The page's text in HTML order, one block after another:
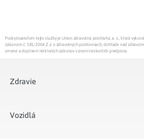
Poskytovateľom tejto služby je Union zdravotná poisťovňa, a. s., ktorá
zákonom č. 581/2004 Z.z. o zdravotných poisťovniach, dohľade nad
zmene a doplnení niektorých zákonov v znení neskorších predpisov.
Zdravie
Vozidlá​